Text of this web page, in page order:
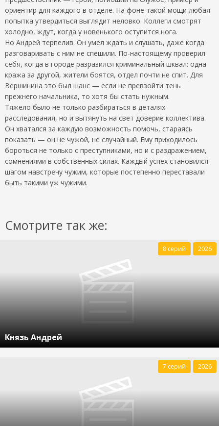
ориентир для каждого в отделе. На фоне такой мощи любая
попытка утвердиться выглядит неловко. Коллеги смотрят
холодно, ждут, когда у новенького оступится нога.
Но Андрей терпелив. Он умел ждать и слушать, даже когда
разговаривать с ним не спешили. По-настоящему проверил
себя, когда в городе разразился криминальный шквал: одна
кража за другой, жители боятся, отдел почти не спит. Для
Вершинина это был шанс — если не превзойти тень
прежнего начальника, то хотя бы стать нужным.
Тяжело было не только разбираться в деталях
расследования, но и вытянуть на свет доверие коллектива.
Он хватался за каждую возможность помочь, стараясь
показать — он не чужой, не случайный. Ему приходилось
бороться не только с преступниками, но и с раздражением,
сомнениями в собственных силах. Каждый успех становился
шагом навстречу чужим, которые постепенно переставали
быть такими уж чужими.
Смотрите так же:
Князь Андрей
8 серий 2026
7 серий 2026